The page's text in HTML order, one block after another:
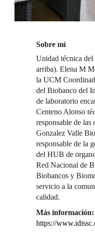
Sobre mí
Unidad técnica
arriba). Elena M
la UCM
del Biobanco del
de laboratorio
Centeno Alonso
responsable de
Gonzalez Valle
responsable de la
del HUB de
Red Nacional de
Biobancos y
servicio a la
calidad.
Más información:
https://